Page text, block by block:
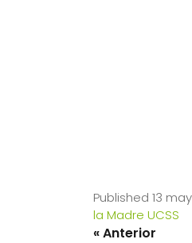
Published 13
la Madre UCSS